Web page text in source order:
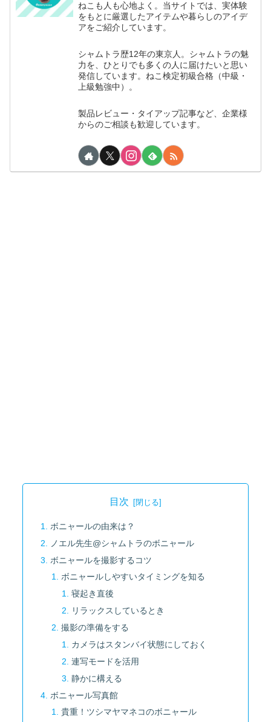
ねこも人も心地よく。当サイトでは、実体験
をもとに厳選したアイテムや暮らしのアイデ
アをご紹介しています。
シャムトラ歴12年の東京人。シャムトラの魅
力を、ひとりでも多くの人に届けたいと思い
発信しています。ねこ検定初級合格（中級・
上級勉強中）。
製品レビュー・タイアップ記事など、企業様
からのご相談も歓迎しています。
目次
ボニャールの由来は？
ノエル先生@シャムトラのボニャール
ボニャールを撮影するコツ
ボニャールしやすいタイミングを知る
寝起き直後
リラックスしているとき
撮影の準備をする
カメラはスタンバイ状態にしておく
連写モードを活用
静かに構える
ボニャール写真館
貴重！ツシマヤマネコのボニャール